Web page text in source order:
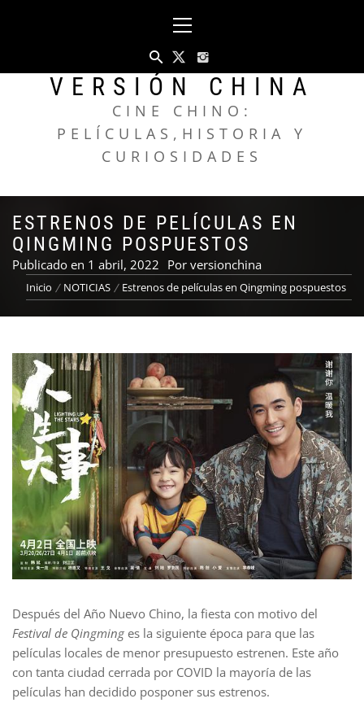
principal
VERSIÓN CHINA
CINE CHINO:
PELÍCULAS,HISTORIA Y
CURIOSIDADES
ESTRENOS DE PELÍCULAS EN
QINGMING POSPUESTOS
Publicado en 1 abril, 2022 Por versionchina
Inicio NOTICIAS Estrenos de películas en Qingming pospuestos
Después del Año Nuevo Chino, la fiesta con motivo del
Festival de Qingming es la siguiente época para que las
películas locales de menor presupuesto estrenen. Este año
con tanta ciudad cerrada por COVID la mayoría de las
películas han decidido posponer sus estrenos.